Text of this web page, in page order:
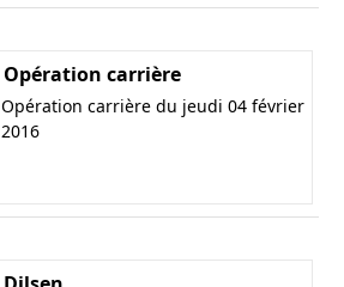
Opération carrière
Opération carrière du jeudi 04 février
2016